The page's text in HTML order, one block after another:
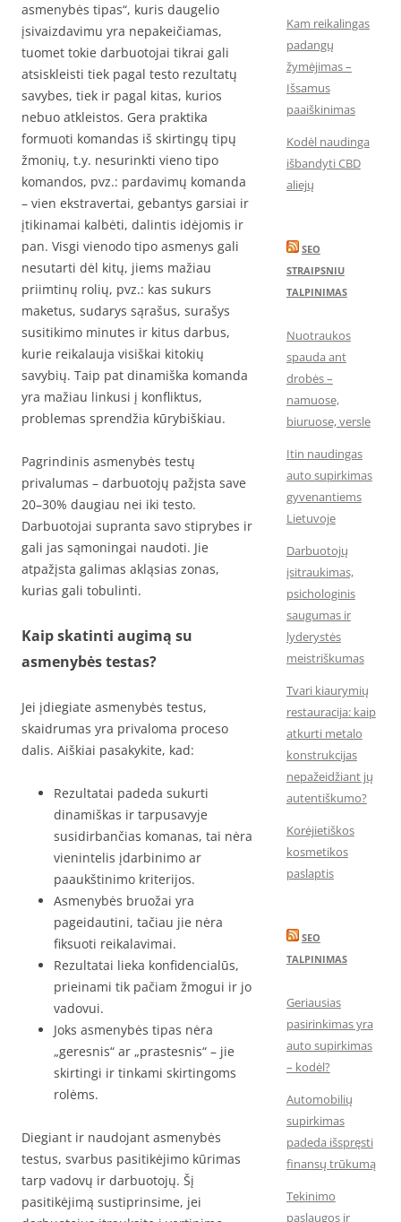
asmenybės tipas“, kuris daugelio
įsivaizdavimu yra nepakeičiamas,
tuomet tokie darbuotojai tikrai gali
atsiskleisti tiek pagal testo rezultatų
savybes, tiek ir pagal kitas, kurios
nebuo atkleistos. Gera praktika
formuoti komandas iš skirtingų tipų
žmonių, t.y. nesurinkti vieno tipo
komandos, pvz.: pardavimų komanda
– vien ekstravertai, gebantys garsiai ir
įtikinamai kalbėti, dalintis idėjomis ir
pan. Visgi vienodo tipo asmenys gali
nesutarti dėl kitų, jiems mažiau
priimtinų rolių, pvz.: kas sukurs
maketus, sudarys sąrašus, surašys
susitikimo minutes ir kitus darbus,
kurie reikalauja visiškai kitokių
savybių. Taip pat dinamiška komanda
yra mažiau linkusi į konfliktus,
problemas sprendžia kūrybiškiau.
Pagrindinis asmenybės testų
privalumas – darbuotojų pažįsta save
20–30% daugiau nei iki testo.
Darbuotojai supranta savo stiprybes ir
gali jas sąmoningai naudoti. Jie
atpažįsta galimas akląsias zonas,
kurias gali tobulinti.
Kaip skatinti augimą su
asmenybės testas?
Jei įdiegiate asmenybės testus,
skaidrumas yra privaloma proceso
dalis. Aiškiai pasakykite, kad:
Rezultatai padeda sukurti
dinamiškas ir tarpusavyje
susidirbančias komanas, tai nėra
vienintelis įdarbinimo ar
paaukštinimo kriterijos.
Asmenybės bruožai yra
pageidautini, tačiau jie nėra
fiksuoti reikalavimai.
Rezultatai lieka konfidencialūs,
prieinami tik pačiam žmogui ir jo
vadovui.
Joks asmenybės tipas nėra
„geresnis“ ar „prastesnis“ – jie
skirtingi ir tinkami skirtingoms
rolėms.
Diegiant ir naudojant asmenybės
testus, svarbus pasitikėjimo kūrimas
tarp vadovų ir darbuotojų. Šį
pasitikėjimą sustiprinsime, jei
Kam reikalingas
padangų
žymėjimas –
Išsamus
paaiškinimas
Kodėl naudinga
išbandyti CBD
aliejų
SEO
STRAIPSNIU
TALPINIMAS
Nuotraukos
spauda ant
drobės –
namuose,
biuruose, versle
Itin naudingas
auto supirkimas
gyvenantiems
Lietuvoje
Darbuotojų
įsitraukimas,
psichologinis
saugumas ir
lyderystės
meistriškumas
Tvari kiaurymių
restauracija: kaip
atkurti metalo
konstrukcijas
nepažeidžiant jų
autentiškumo?
Korėjietiškos
kosmetikos
paslaptis
SEO
TALPINIMAS
Geriausias
pasirinkimas yra
auto supirkimas
– kodėl?
Automobilių
supirkimas
padeda išspręsti
finansų trūkumą
Tekinimo
paslaugos ir